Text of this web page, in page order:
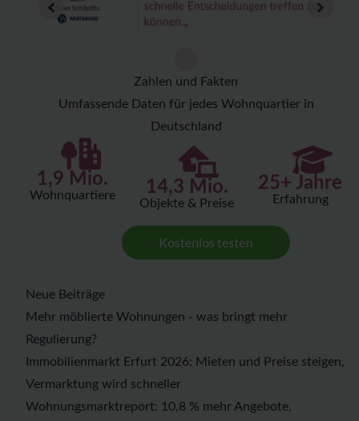
Zahlen und Fakten
Umfassende Daten für jedes Wohnquartier in
Deutschland
1,9 Mio.
Wohnquartiere 14,3 Mio.
Objekte & Preise
25+ Jahre
Erfahrung
Neue Beiträge
Mehr möblierte Wohnungen - was bringt mehr
Regulierung?
Immobilienmarkt Erfurt 2026: Mieten und Preise steigen,
Vermarktung wird schneller
Wohnungsmarktreport: 10,8 % mehr Angebote,